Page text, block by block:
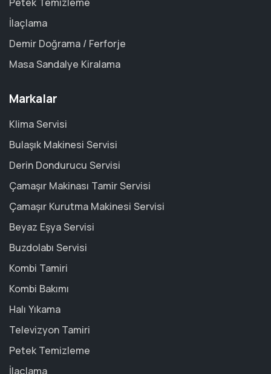
İlaçlama
Demir Doğrama / Ferforje
Masa Sandalye Kiralama
Markalar
Klima Servisi
Bulaşık Makinesi Servisi
Derin Dondurucu Servisi
Çamaşır Makinası Tamir Servisi
Çamaşır Kurutma Makinesi Servisi
Beyaz Eşya Servisi
Buzdolabı Servisi
Kombi Tamiri
Kombi Bakımı
Halı Yıkama
Televizyon Tamiri
Petek Temizleme
İlaçlama